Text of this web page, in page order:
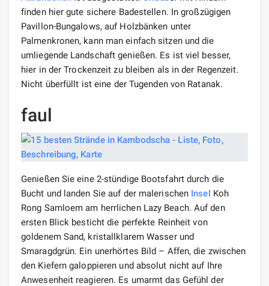
finden hier gute sichere Badestellen. In großzügigen
Pavillon-Bungalows, auf Holzbänken unter
Palmenkronen, kann man einfach sitzen und die
umliegende Landschaft genießen. Es ist viel besser,
hier in der Trockenzeit zu bleiben als in der Regenzeit.
Nicht überfüllt ist eine der Tugenden von Ratanak.
faul
Genießen Sie eine 2-stündige Bootsfahrt durch die
Bucht und landen Sie auf der malerischen Insel Koh
Rong Samloem am herrlichen Lazy Beach. Auf den
ersten Blick besticht die perfekte Reinheit von
goldenem Sand, kristallklarem Wasser und
Smaragdgrün. Ein unerhörtes Bild – Affen, die zwischen
den Kiefern galoppieren und absolut nicht auf Ihre
Anwesenheit reagieren. Es umarmt das Gefühl der